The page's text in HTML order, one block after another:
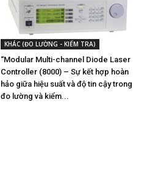
KHÁC (ĐO LƯỜNG - KIỂM TRA)
“Modular Multi-channel Diode Laser
Controller (8000) – Sự kết hợp hoàn
hảo giữa hiệu suất và độ tin cậy trong
đo lường và kiểm...